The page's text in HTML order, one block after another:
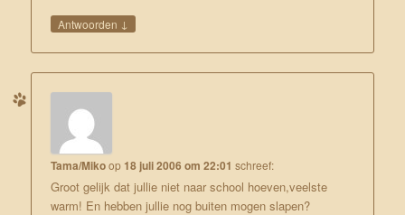
Antwoorden ↓
Tama/Mikoop 18 juli 2006 om 22:01 schreef:
Groot gelijk dat jullie niet naar school hoeven,veelste
warm! En hebben jullie nog buiten mogen slapen?